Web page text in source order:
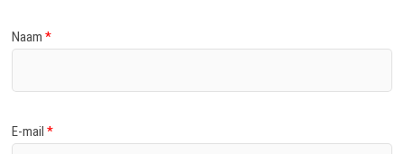
Naam*
E-mail*